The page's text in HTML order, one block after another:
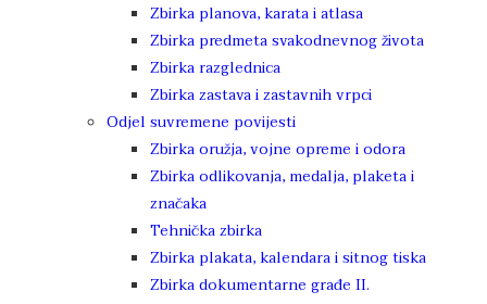
Zbirka planova, karata i atlasa
Zbirka predmeta svakodnevnog života
Zbirka razglednica
Zbirka zastava i zastavnih vrpci
Odjel suvremene povijesti
Zbirka oružja, vojne opreme i odora
Zbirka odlikovanja, medalja, plaketa i
značaka
Tehnička zbirka
Zbirka plakata, kalendara i sitnog tiska
Zbirka dokumentarne građe II.